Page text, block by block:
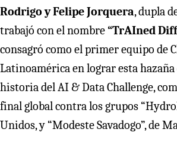
Rodrigo y Felipe Jorquera, dupla
trabajó con el nombre“TrAIned
consagró como el primer equipo de
Latinoamérica en lograr esta hazaña
historia del AI & Data Challenge,
final global contra los grupos
Unidos, y “Modeste Savadogo”, de